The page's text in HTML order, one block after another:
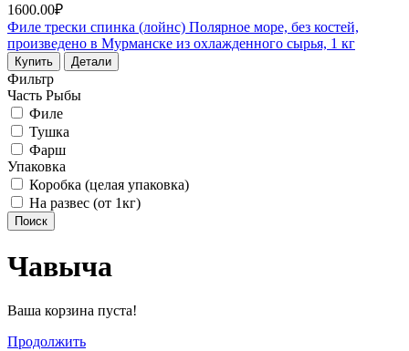
1600.00₽
Филе трески спинка (лойнс) Полярное море, без костей,
произведено в Мурманске из охлажденного сырья, 1 кг
Купить Детали
Фильтр
Часть Рыбы
Филе
Тушка
Фарш
Упаковка
Коробка (целая упаковка)
На развес (от 1кг)
Поиск
Чавыча
Ваша корзина пуста!
Продолжить